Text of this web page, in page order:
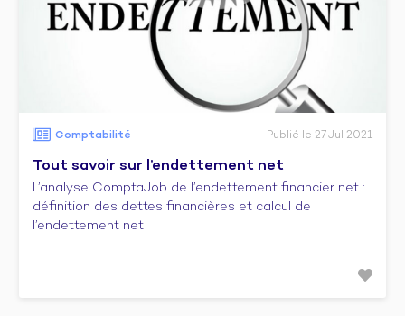
Comptabilité Publié le 27 Jul 2021
Tout savoir sur l’endettement net
L’analyse ComptaJob de l’endettement financier net :
définition des dettes financières et calcul de
l’endettement net